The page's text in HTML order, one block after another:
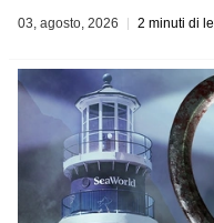
03, agosto, 2026 2 minuti di